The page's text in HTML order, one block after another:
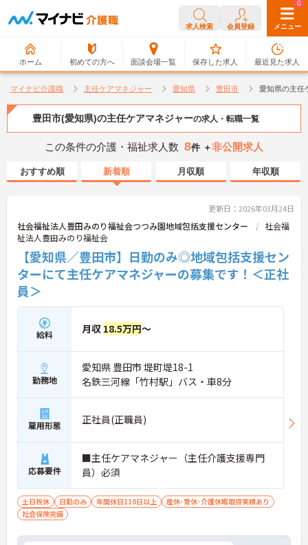
求人検索 会員登録 メニュー
ホーム 初めての方へ 面談会場一覧
0
保存した求人
0
最近見た求人
マイナビ介護職 主任ケアマネジャー 愛知県 豊田市 愛知県の主任
豊田市(愛知県)の主任ケアマネジャーの求人・転職一覧
この条件の介護・福祉求人数 8件 ＋非公開求人
おすすめ順 新着順 月収順 年収順
更新日：2026年03月24日
社会福祉法人豊田みのり福祉会つつみ園地域包括支援センター
社会福
祉法人豊田みのり福祉会
【愛知県／豊田市】日勤のみ◎地域包括支援セン
ターにて主任ケアマネジャーの募集です！＜正社
員＞
給料 月収 18.5万円～
勤務地
愛知県 豊田市 堤町堤18-1
名鉄三河線「竹村駅」バス・車8分
雇用形態 正社員(正職員)
応募要件
■主任ケアマネジャー（主任介護支援専門
員）必須
土日祝休 日勤のみ 年間休日110日以上
産休･育休･介護休暇取得実績あり
社会保険完備